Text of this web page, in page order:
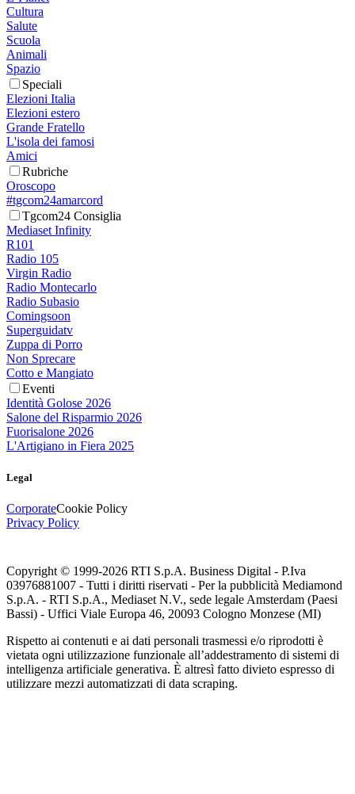
Cultura
Salute
Scuola
Animali
Spazio
Speciali
Elezioni Italia
Elezioni estero
Grande Fratello
L'isola dei famosi
Amici
Rubriche
Oroscopo
#tgcom24amarcord
Tgcom24 Consiglia
Mediaset Infinity
R101
Radio 105
Virgin Radio
Radio Montecarlo
Radio Subasio
Comingsoon
Superguidatv
Zuppa di Porro
Non Sprecare
Cotto e Mangiato
Eventi
Identità Golose 2026
Salone del Risparmio 2026
Fuorisalone 2026
L'Artigiano in Fiera 2025
Legal
CorporateCookie Policy
Privacy Policy
Copyright © 1999-2026 RTI S.p.A. Business Digital - P.Iva
03976881007 - Tutti i diritti riservati - Per la pubblicità Mediamond
S.p.A. - RTI S.p.A., Mediaset N.V., sede legale Amsterdam (Paesi
Bassi) - Uffici Viale Europa 46, 20093 Cologno Monzese (MI)
Rispetto ai contenuti e ai dati personali trasmessi e/o riprodotti è
vietata ogni utilizzazione funzionale all’addestramento di sistemi di
intelligenza artificiale generativa. È altresì fatto divieto espresso di
utilizzare mezzi automatizzati di data scraping.